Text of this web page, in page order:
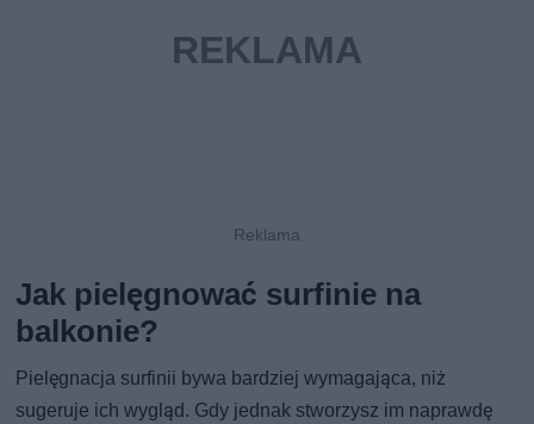
Jak pielęgnować surfinie na
balkonie?
Pielęgnacja surfinii bywa bardziej wymagająca, niż
sugeruje ich wygląd. Gdy jednak stworzysz im naprawdę